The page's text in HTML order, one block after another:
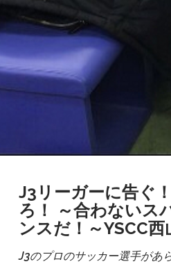
J3リーガーに告ぐ
ろ！ ～合わないス
ンスだ！～YSCC西
J3のプロのサッカー選手があ